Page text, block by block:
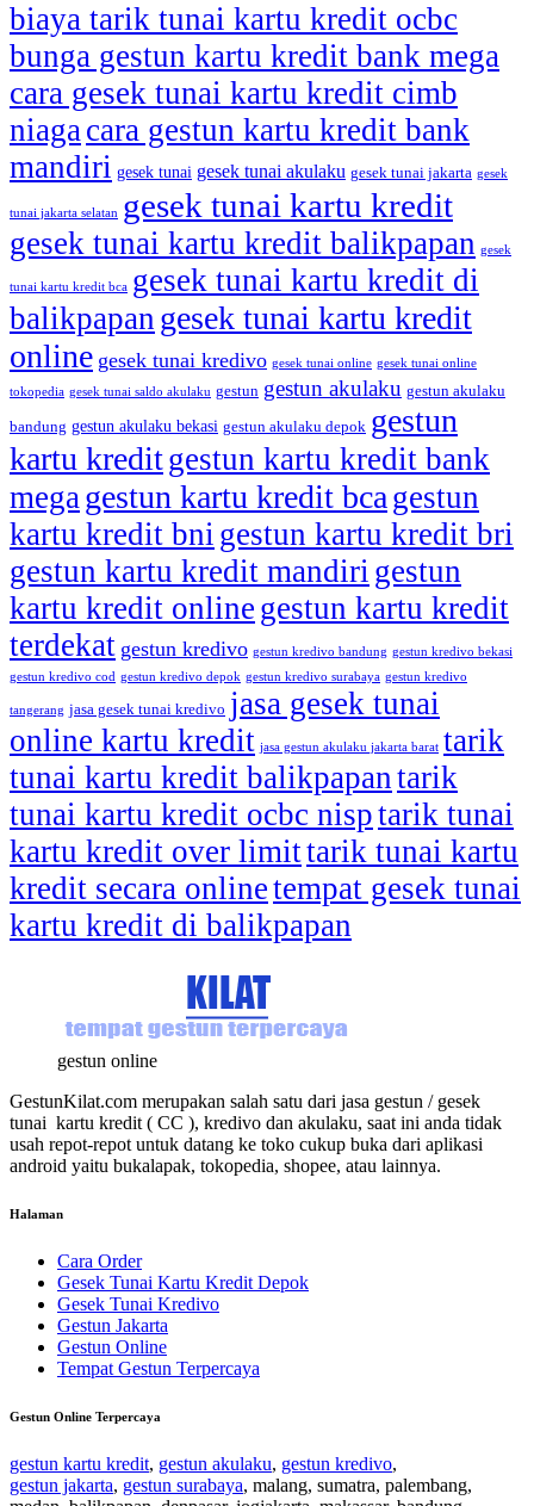
biaya tarik tunai kartu kredit ocbc
bunga gestun kartu kredit bank mega
cara gesek tunai kartu kredit cimb
niagacara gestun kartu kredit bank
mandiri gesek tunai gesek tunai akulaku gesek tunai jakarta gesek
tunai jakarta selatan gesek tunai kartu kredit
gesek tunai kartu kredit balikpapan gesek
tunai kartu kredit bca gesek tunai kartu kredit di
balikpapan gesek tunai kartu kredit
online gesek tunai kredivo gesek tunai online gesek tunai online
tokopedia gesek tunai saldo akulaku gestun gestun akulaku gestun akulaku
bandung gestun akulaku bekasi gestun akulaku depok gestun
kartu kreditgestun kartu kredit bank
megagestun kartu kredit bcagestun
kartu kredit bni gestun kartu kredit bri
gestun kartu kredit mandiri gestun
kartu kredit online gestun kartu kredit
terdekat gestun kredivo gestun kredivo bandung gestun kredivo bekasi
gestun kredivo cod gestun kredivo depok gestun kredivo surabaya gestun kredivo
tangerang jasa gesek tunai kredivo jasa gesek tunai
online kartu kredit jasa gestun akulaku jakarta barat tarik
tunai kartu kredit balikpapantarik
tunai kartu kredit ocbc nisptarik tunai
kartu kredit over limittarik tunai kartu
kredit secara onlinetempat gesek tunai
kartu kredit di balikpapan
gestun online
GestunKilat.com merupakan salah satu dari jasa gestun / gesek
tunai kartu kredit ( CC ), kredivo dan akulaku, saat ini anda tidak
usah repot-repot untuk datang ke toko cukup buka dari aplikasi
android yaitu bukalapak, tokopedia, shopee, atau lainnya.
Halaman
Cara Order
Gesek Tunai Kartu Kredit Depok
Gesek Tunai Kredivo
Gestun Jakarta
Gestun Online
Tempat Gestun Terpercaya
Gestun Online Terpercaya
gestun kartu kredit, gestun akulaku, gestun kredivo,
gestun jakarta, gestun surabaya, malang, sumatra, palembang,